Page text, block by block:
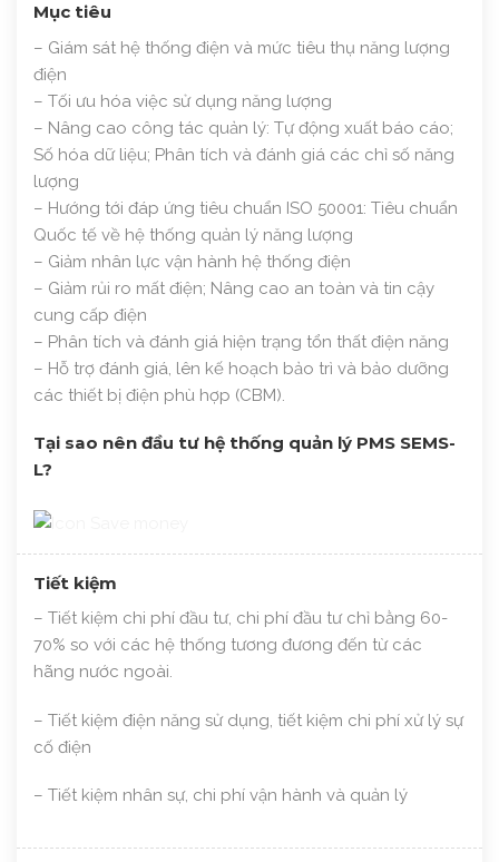
Mục tiêu
– Giám sát hệ thống điện và mức tiêu thụ năng lượng
điện
– Tối ưu hóa việc sử dụng năng lượng
– Nâng cao công tác quản lý: Tự động xuất báo cáo;
Số hóa dữ liệu; Phân tích và đánh giá các chỉ số năng
lượng
– Hướng tới đáp ứng tiêu chuẩn ISO 50001: Tiêu chuẩn
Quốc tế về hệ thống quản lý năng lượng
– Giảm nhân lực vận hành hệ thống điện
– Giảm rủi ro mất điện; Nâng cao an toàn và tin cậy
cung cấp điện
– Phân tích và đánh giá hiện trạng tổn thất điện năng
– Hỗ trợ đánh giá, lên kế hoạch bảo trì và bảo dưỡng
các thiết bị điện phù hợp (CBM).
Tại sao nên đầu tư hệ thống quản lý PMS SEMS-
L?
Tiết kiệm
– Tiết kiệm chi phí đầu tư, chi phí đầu tư chỉ bằng 60-
70% so với các hệ thống tương đương đến từ các
hãng nước ngoài.
– Tiết kiệm điện năng sử dụng, tiết kiệm chi phí xử lý sự
cố điện
– Tiết kiệm nhân sự, chi phí vận hành và quản lý